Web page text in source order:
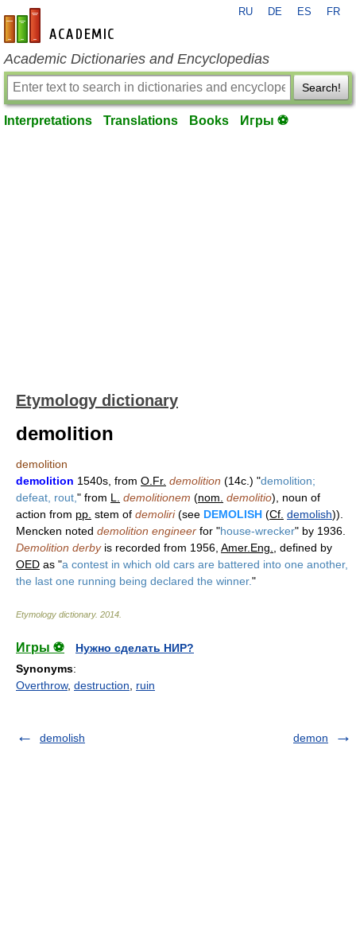
en-academic.com
RU DE ES FR
Academic Dictionaries and Encyclopedias
Search!
Interpretations Translations Books Игры ⚽
Etymology dictionary
demolition
demolition
demolition 1540s, from O.Fr. demolition (14c.) "demolition;
defeat, rout, " from L. demolitionem (nom. demolitio), noun of
action from pp. stem of demoliri(see DEMOLISH (Cf. demolish)).
Mencken noted demolition engineer for "house-wrecker" by 1936.
Demolition derbyis recorded from 1956, Amer.Eng.
, defined by
OED as "a contest in which old cars are battered into one another,
the last one running being declared the winner."
Etymology dictionary. 2014
Игры ⚽
Нужно сделать НИР?
Synonyms:
Overthrow, destruction ruin
demolish demon